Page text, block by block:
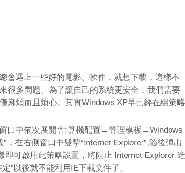
遇上一些好的電影、軟件，就想下載，這樣不
很多問題。為了讓自己的系統更安全，我們需要
麻煩而且煩心。其實Windows XP早已經在組策略
中依次展開“計算機配置→管理模板→Windows
在右側窗口中雙擊“Internet Explorer”,隨後彈出
即可啟用此策略設置，將阻止 Internet Explorer 進
”以後就不能利用IE下載文件了。